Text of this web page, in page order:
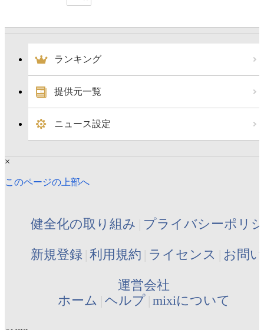
ランキング
提供元一覧
ニュース設定
×
このページの上部へ
健全化の取り組み プライバシーポリ
新規登録 利用規約 ライセンス お問
運営会社
ホーム ヘルプ mixiについて